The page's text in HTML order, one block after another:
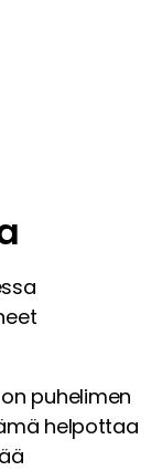
puhelimen
helpottaa